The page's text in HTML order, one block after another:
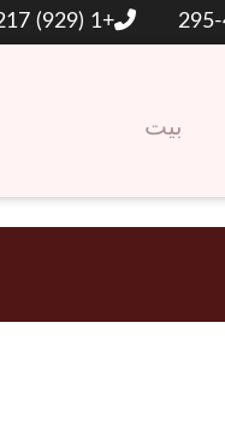
+1 (929) 322-1217
بيت